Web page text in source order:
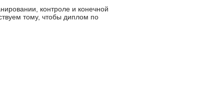
контроле и конечной
тому, чтобы диплом по